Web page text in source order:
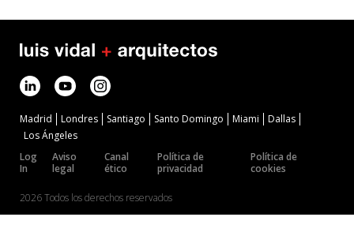
Madrid Londres Santiago Santo Domingo Miami
Dallas
Los Ángeles
Log
In
Aviso
legal
Canal
ético
Política de
privacidad
Política de
cookies
2026 Todos los derechos reservados